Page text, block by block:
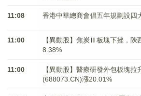
11:08 香港中華總商會倡五年規劃設四
11:00
【異動股】焦炭Ⅲ板塊下挫，陝
8.38%
11:00
【異動股】醫療研發外包板塊拉
(688073.CN)漲20.01%